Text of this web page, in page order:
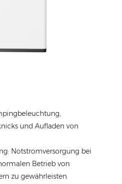
und Aufladen von
Notstromversorgung bei
Betrieb von
zu gewährleisten.